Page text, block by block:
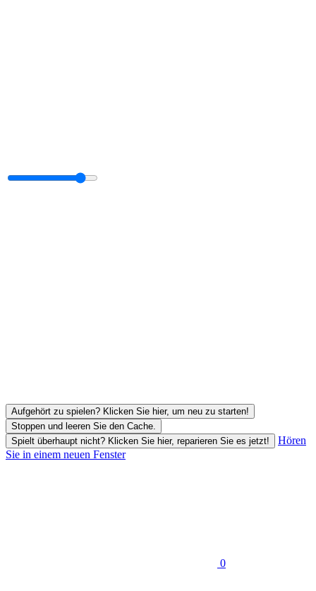
Aufgehört zu spielen? Klicken Sie hier, um neu zu starten!
Stoppen und leeren Sie den Cache.
Spielt überhaupt nicht? Klicken Sie hier, reparieren Sie es jetzt!
Hören
Sie in einem neuen Fenster
0